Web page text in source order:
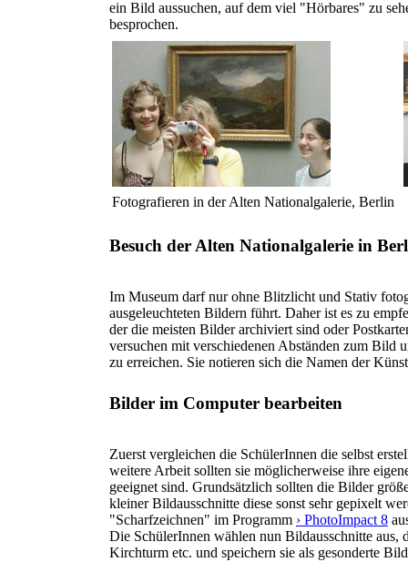
ein Bild aussuchen, auf dem viel "Hörbares" zu
besprochen.
Fotografieren in der Alten Nationalgalerie, Berlin
Besuch der Alten Nationalgalerie in
Im Museum darf nur ohne Blitzlicht und Stativ
ausgeleuchteten Bildern führt. Daher ist es zu
der die meisten Bilder archiviert sind oder
versuchen mit verschiedenen Abständen zum Bild
zu erreichen. Sie notieren sich die Namen der
Bilder im Computer bearbeiten
Zuerst vergleichen die SchülerInnen die selbst
weitere Arbeit sollten sie möglicherweise ihre
geeignet sind. Grundsätzlich sollten die Bilder
kleiner Bildausschnitte diese sonst sehr gepixelt
"Scharfzeichnen" im Programm › PhotoImpact 8
Die SchülerInnen wählen nun Bildausschnitte
Kirchturm etc. und speichern sie als gesonderte